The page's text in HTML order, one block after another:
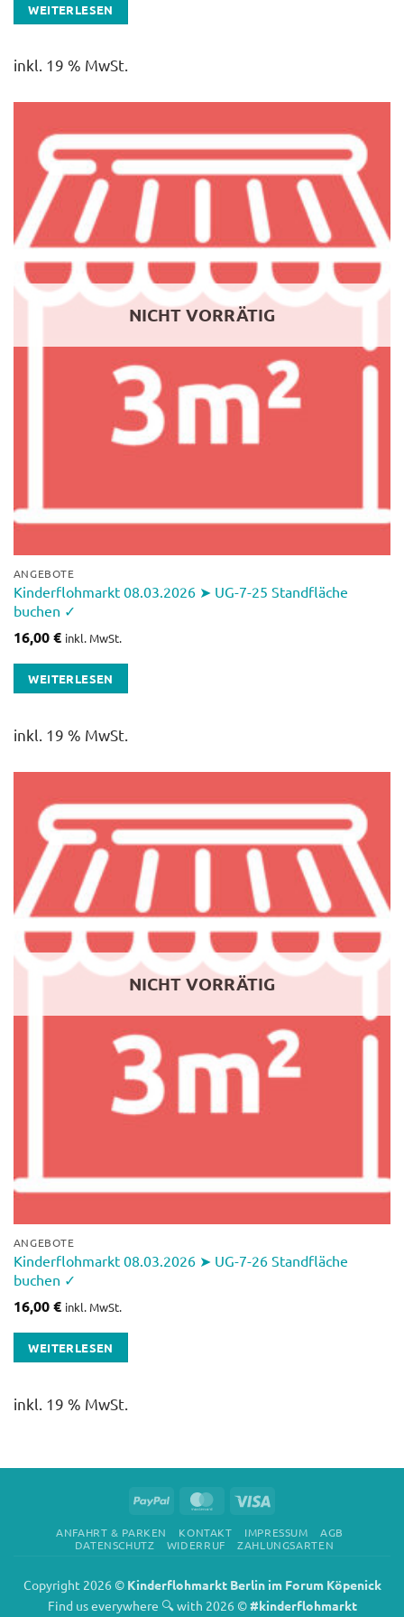
WEITERLESEN
inkl. 19 % MwSt.
NICHT VORRÄTIG
ANGEBOTE
Kinderflohmarkt 08.03.2026 ➤ UG-7-25 Standfläche
buchen ✓
16,00€ inkl. MwSt.
WEITERLESEN
inkl. 19 % MwSt.
NICHT VORRÄTIG
ANGEBOTE
Kinderflohmarkt 08.03.2026 ➤ UG-7-26 Standfläche
buchen ✓
16,00€ inkl. MwSt.
WEITERLESEN
inkl. 19 % MwSt.
PayPal MasterCard
ANFAHRT & PARKEN KONTAKT IMPRESSUM
AGB
DATENSCHUTZ
WIDERRUF ZAHLUNGSARTEN
Copyright 2026 © Kinderflohmarkt Berlin im Forum Köpenick
Find us everywhere 🔍 with 2026 ©#kinderflohmarkt